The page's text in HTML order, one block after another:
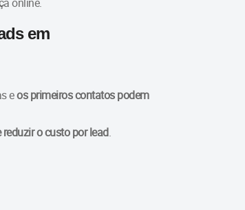
online.
em
eos primeiros contatos podem
o custo por lead.